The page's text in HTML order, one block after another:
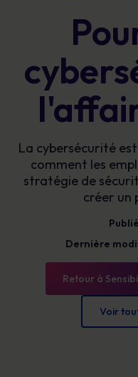
La cybersécurité
comment les
stratégie de
créer un
Dernière
Retour à
Voir